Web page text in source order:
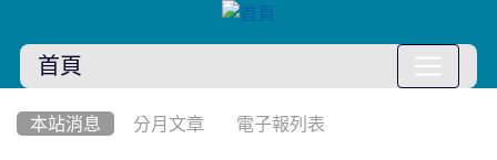
首頁
本站消息 分月文章 電子報列表